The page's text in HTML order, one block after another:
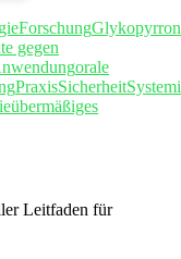
Forschung
gegen
orale
PraxisSicherheit
übermäßiges